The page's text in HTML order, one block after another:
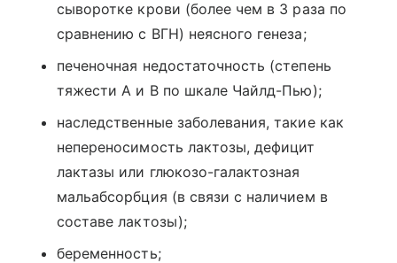
сыворотке крови (более чем в 3 раза по
сравнению с ВГН) неясного генеза;
печеночная недостаточность (степень
тяжести А и В по шкале Чайлд-Пью);
наследственные заболевания, такие как
непереносимость лактозы, дефицит
лактазы или глюкозо-галактозная
мальабсорбция (в связи с наличием в
составе лактозы);
беременность;